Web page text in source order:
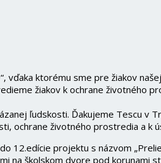
ktorému sme pre žiakov
žiakov k ochrane životného
ľudskosti. Ďakujeme Tescu v
ochrane životného prostredia a k
12.edície projektu s názvom
na školskom dvore pod korunami